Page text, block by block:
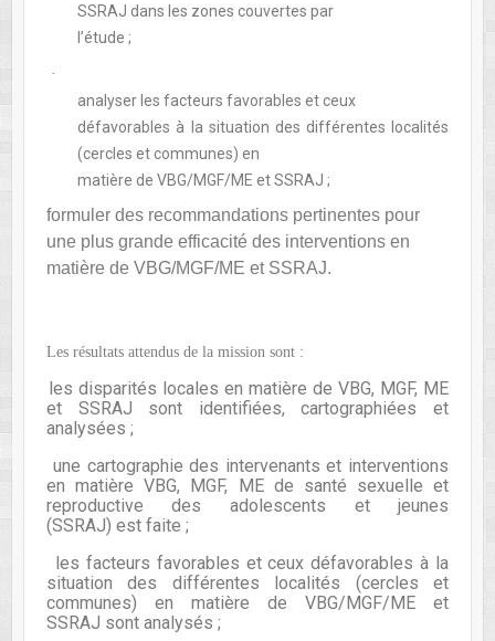
SSRAJ dans les zones couvertes par
l’étude ;
·
analyser les facteurs favorables et ceux
défavorables à la situation des différentes localités
(cercles et communes) en
matière de VBG/MGF/ME et SSRAJ ;
formuler des recommandations pertinentes pour
une plus grande efficacité des interventions en
matière de VBG/MGF/ME et SSRAJ.
Les résultats attendus de la mission sont :
les disparités locales en matière de VBG, MGF, ME
et SSRAJ sont identifiées, cartographiées et
analysées ;
une cartographie des intervenants et interventions
en matière VBG, MGF, ME de santé sexuelle et
reproductive des adolescents et jeunes
(SSRAJ) est faite ;
les facteurs favorables et ceux défavorables à la
situation des différentes localités (cercles et
communes) en matière de VBG/MGF/ME et
SSRAJ sont analysés ;